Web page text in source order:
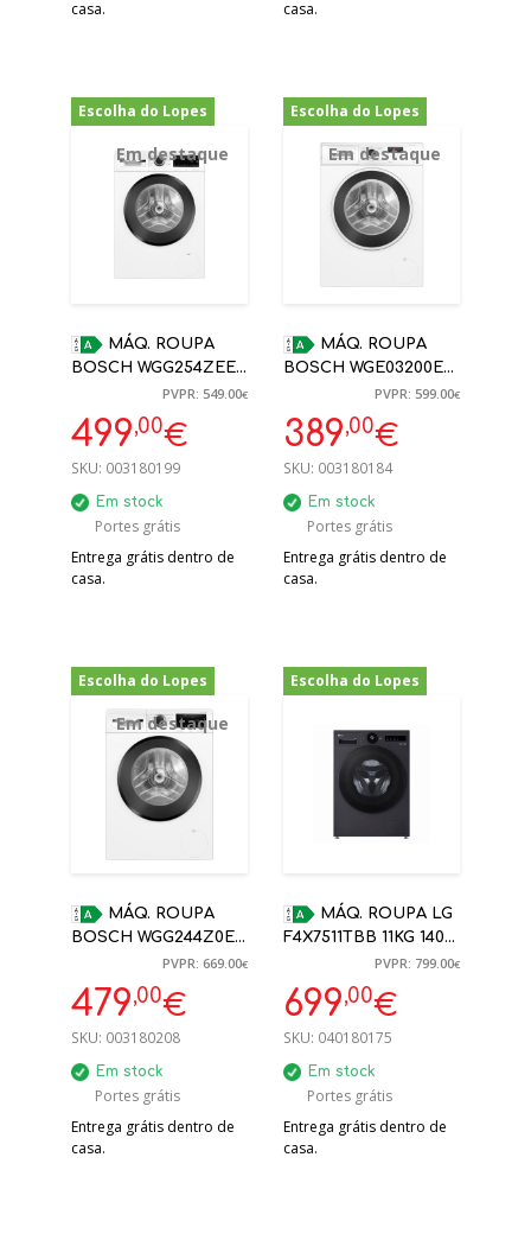
casa. casa.
Escolha do Lopes
Em destaque
-9%
BOSCH WGG254ZEES
10KG BRANCO
1400RPM A
PVPR: 549.00€
499,00€
SKU: 003180199
Em stock
Portes grátis
Entrega grátis dentro de
casa.
Escolha do Lopes
Em destaque
-35%
BOSCH WGE03200ES
8KG 1200RPM A
BRANCA
PVPR: 599.00€
389,00€
SKU: 003180184
Em stock
Portes grátis
Entrega grátis dentro de
casa.
Escolha do Lopes
Em destaque
-28%
BOSCH WGG244Z0ES
9KG 1400RPM
BRANCO A
PVPR: 669.00€
479,00€
SKU: 003180208
Em stock
Portes grátis
Entrega grátis dentro de
casa.
Escolha do Lopes
F4X7511TBB 11KG 1400
RPM A PRETOPVPR: 799.00€
699,00€
SKU: 040180175
Em stock
Portes grátis
Entrega grátis dentro de
casa.